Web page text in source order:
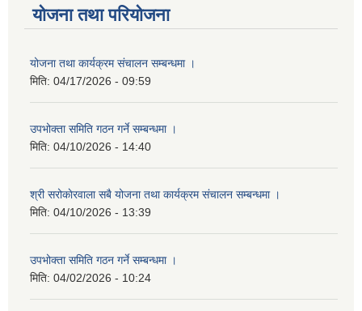
योजना तथा परियोजना
योजना तथा कार्यक्रम संचालन सम्बन्धमा ।
मिति: 04/17/2026 - 09:59
उपभोक्ता समिति गठन गर्ने सम्बन्धमा ।
मिति: 04/10/2026 - 14:40
श्री सरोकाेरवाला सबै योजना तथा कार्यक्रम संचालन सम्बन्धमा ।
मिति: 04/10/2026 - 13:39
उपभोक्ता समिति गठन गर्ने सम्बन्धमा ।
मिति: 04/02/2026 - 10:24